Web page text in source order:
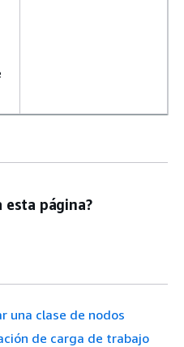
esta página?
una clase de nodos
de carga de trabajo